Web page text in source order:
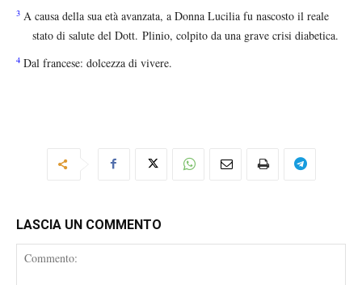
3 A causa della sua età avanzata, a Donna Lucilia fu nascosto il reale
stato di salute del Dott. Plinio, colpito da una grave crisi diabetica.
4 Dal francese: dolcezza di vivere.
LASCIA UN COMMENTO